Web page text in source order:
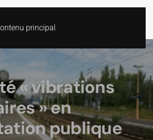
principal
« vibrations
» en
publique